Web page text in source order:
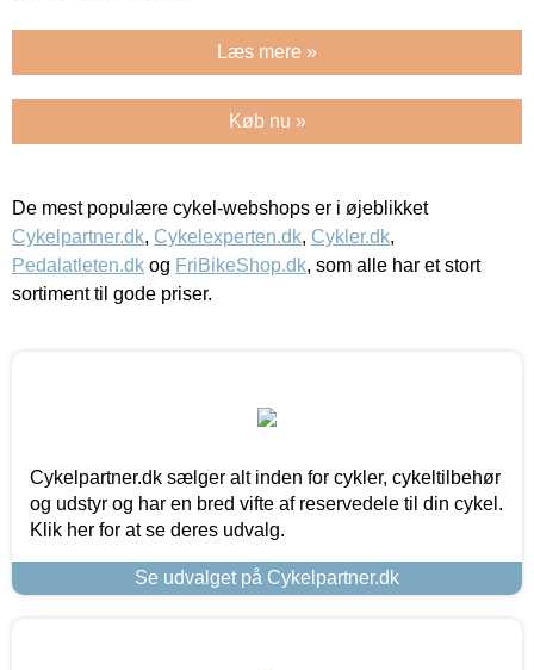
Læs mere »
Køb nu »
De mest populære cykel-webshops er i øjeblikket
Cykelpartner.dk, Cykelexperten.dk, Cykler.dk,
Pedalatleten.dk og FriBikeShop.dk, som alle har et stort
sortiment til gode priser.
Cykelpartner.dk sælger alt inden for cykler, cykeltilbehør
og udstyr og har en bred vifte af reservedele til din cykel.
Klik her for at se deres udvalg.
Se udvalget på Cykelpartner.dk